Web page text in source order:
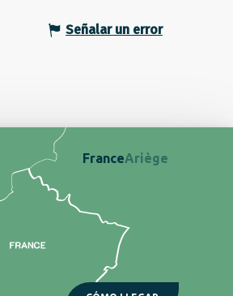
Señalar un error
FranceAriège